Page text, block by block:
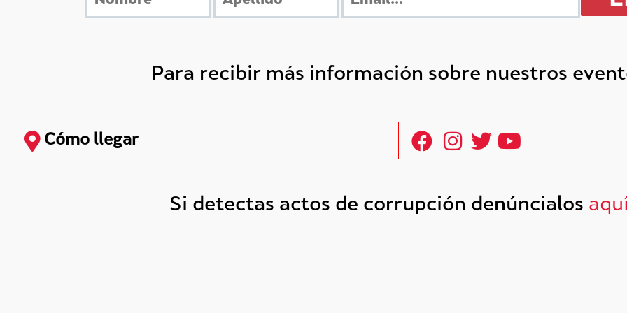
Para recibir más información sobre nuestros
Cómo llegar
Si detectas actos de corrupción denúncialos aquí